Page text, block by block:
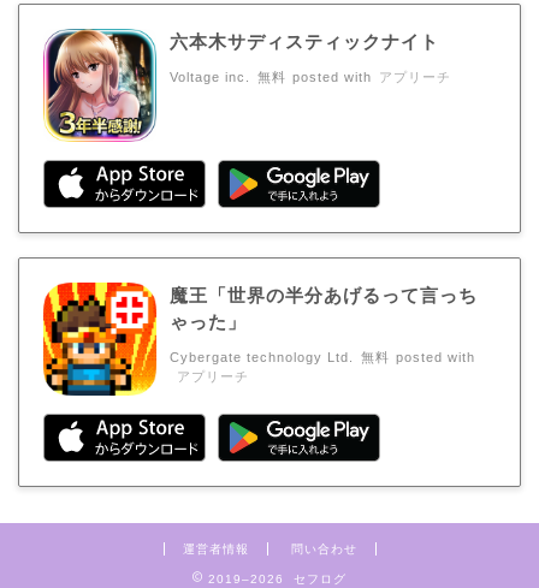
六本木サディスティックナイト
Voltage inc. 無料 posted with アプリーチ
魔王「世界の半分あげるって言っち
ゃった」
Cybergate technology Ltd. 無料 posted with
アプリーチ
運営者情報 問い合わせ
2019–2026 セフログ